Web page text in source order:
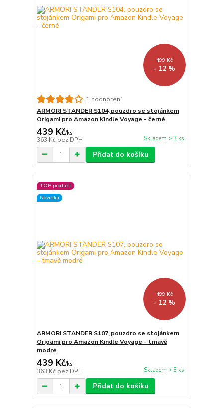
499 Kč
- 12 %
1 hodnocení
ARMORI STANDER S104, pouzdro se stojánkem
Origami pro Amazon Kindle Voyage - černé
439 Kč/ks
363 Kč bez DPH Skladem > 3 ks
Přidat do košíku
TOP produkt
Novinka
499 Kč
- 12 %
ARMORI STANDER S107, pouzdro se stojánkem
Origami pro Amazon Kindle Voyage - tmavě
modré
439 Kč/ks
363 Kč bez DPH Skladem > 3 ks
Přidat do košíku